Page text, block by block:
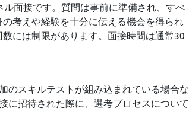
面接です。質問は事前に準備され、すべ
考えや経験を十分に伝える機会を得られ
には制限があります。面接時間は通常30
のスキルテストが組み込まれている場合な
に招待された際に、選考プロセスについて